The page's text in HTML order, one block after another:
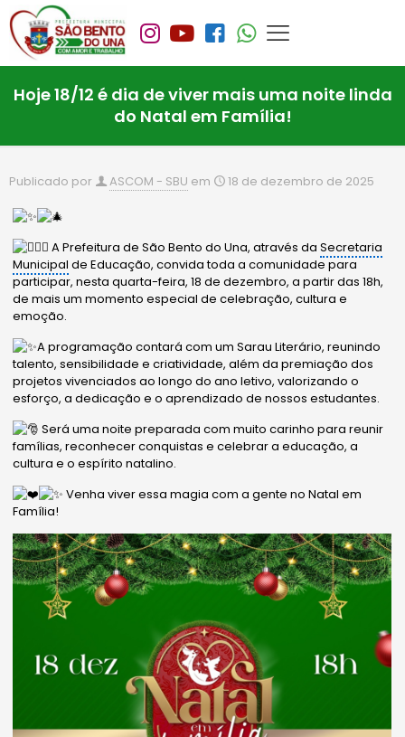
Hoje 18/12 é dia de viver mais uma noite linda
do Natal em Família!
Publicado por ASCOM - SBU em 18 de dezembro de 2025
A Prefeitura de São Bento do Una, através daSecretaria
Municipal de Educação, convida toda a comunidade para
participar, nesta quarta-feira, 18 de dezembro, a partir das 18h,
de mais um momento especial de celebração, cultura e
emoção.
A programação contará com um Sarau Literário, reunindo
talento, sensibilidade e criatividade, além da premiação dos
projetos vivenciados ao longo do ano letivo, valorizando o
esforço, a dedicação e o aprendizado de nossos estudantes.
Será uma noite preparada com muito carinho para reunir
famílias, reconhecer conquistas e celebrar a educação, a
cultura e o espírito natalino.
Venha viver essa magia com a gente no Natal em
Família!